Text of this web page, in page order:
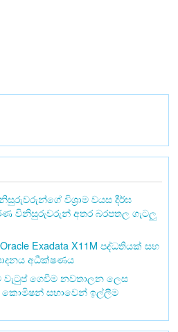
විශ්‍රාම වයස දීර්ඝ
විනිසුරුවරුන් අතර බරපතල ගැටලු
Exadata X11M පද්ධතියක් සහ
අධීක්ෂණය
ගෙවීම නවතාලන ලෙස
කොමිෂන් සභාවෙන් ඉල්ලීම